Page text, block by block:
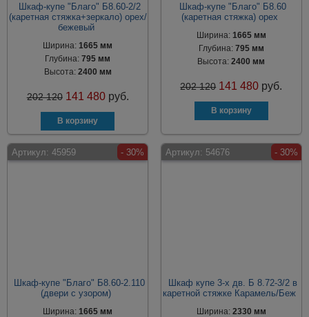
Шкаф-купе "Благо" Б8.60-2/2
(каретная стяжка+зеркало) орех/
бежевый
Ширина:1665 мм
Глубина:795 мм
Высота: 2400 мм
202 120 141 480 руб.
Шкаф-купе "Благо" Б8.60
(каретная стяжка) орех
Ширина: 1665 мм
Глубина: 795 мм
Высота:2400 мм
202 120 141 480 руб.
Артикул: 45959 - 30%
Шкаф-купе "Благо" Б8.60-2.110
(двери с узором)
Ширина:1665 мм
Артикул: 54676 - 30%
Шкаф купе 3-х дв. Б 8.72-3/2 в
каретной стяжке Карамель/Беж
Ширина: 2330 мм